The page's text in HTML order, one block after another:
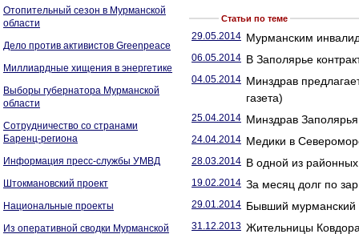
Отопительный сезон в Мурманской
области
Дело против активистов Greenpeace
Миллиардные хищения в энергетике
Выборы губернатора Мурманской
области
Сотрудничество со странами
Баренц-региона
Информация пресс-службы УМВД
Штокмановский проект
Национальные проекты
Из оперативной сводки Мурманской
Статьи по теме
29.05.2014 Мурманским
06.05.2014 В Заполярье
04.05.2014 Минздрав
газета)
25.04.2014 Минздрав
24.04.2014 Медики в
28.03.2014 В одной из районных
19.02.2014 За месяц долг по
29.01.2014 Бывший мурманский
31.12.2013 Жительницы